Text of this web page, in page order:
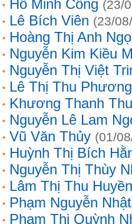
Hồ Minh Công (23/
Lê Bích Viên (23/
Hoàng Thị Anh
Nguyễn Kim Kiều
Nguyễn Thị Việt
Lê Thị Thu Phương
Khương Thanh
Nguyễn Lê Lam
Vũ Văn Thủy (01/
Huỳnh Thị Bích
Nguyễn Thị Thùy
Lâm Thị Thu Huyền
Phạm Nguyễn
Phạm Thị Quỳnh